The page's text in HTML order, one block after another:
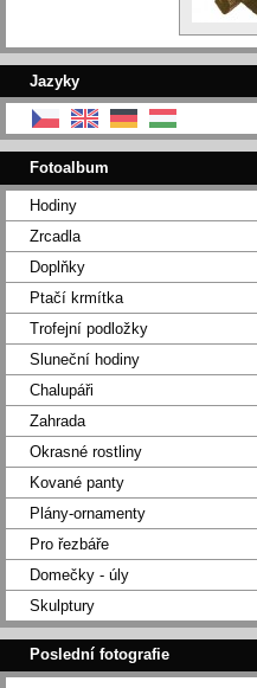
Jazyky
Fotoalbum
Hodiny
Zrcadla
Doplňky
Ptačí krmítka
Trofejní podložky
Sluneční hodiny
Chalupáři
Zahrada
Okrasné rostliny
Kované panty
Plány-ornamenty
Pro řezbáře
Domečky - úly
Skulptury
Poslední fotografie